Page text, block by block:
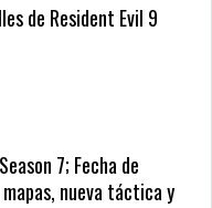
de Resident Evil 9
7; Fecha de
nueva táctica y